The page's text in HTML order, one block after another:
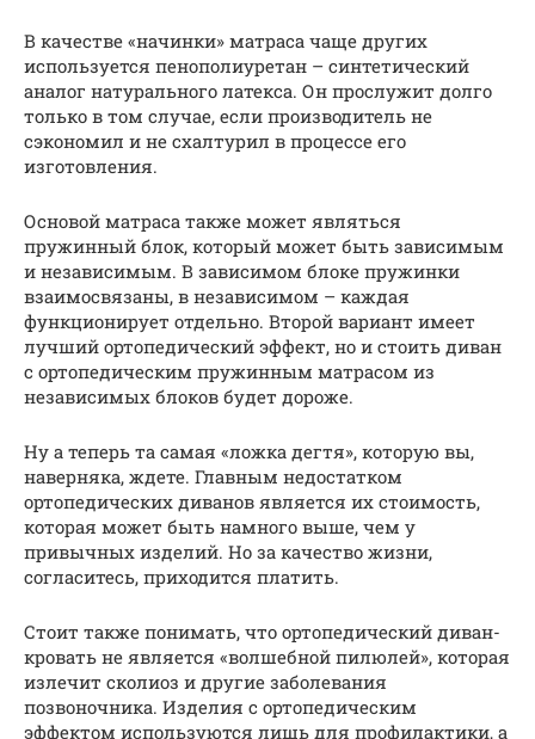
В качестве «начинки» матраса чаще других
используется пенополиуретан – синтетический
аналог натурального латекса. Он прослужит долго
только в том случае, если производитель не
сэкономил и не схалтурил в процессе его
изготовления.
Основой матраса также может являться
пружинный блок, который может быть зависимым
и независимым. В зависимом блоке пружинки
взаимосвязаны, в независимом – каждая
функционирует отдельно. Второй вариант имеет
лучший ортопедический эффект, но и стоить диван
с ортопедическим пружинным матрасом из
независимых блоков будет дороже.
Ну а теперь та самая «ложка дегтя», которую вы,
наверняка, ждете. Главным недостатком
ортопедических диванов является их стоимость,
которая может быть намного выше, чем у
привычных изделий. Но за качество жизни,
согласитесь, приходится платить.
Стоит также понимать, что ортопедический диван-
кровать не является «волшебной пилюлей», которая
излечит сколиоз и другие заболевания
позвоночника. Изделия с ортопедическим
эффектом используются лишь для профилактики, а